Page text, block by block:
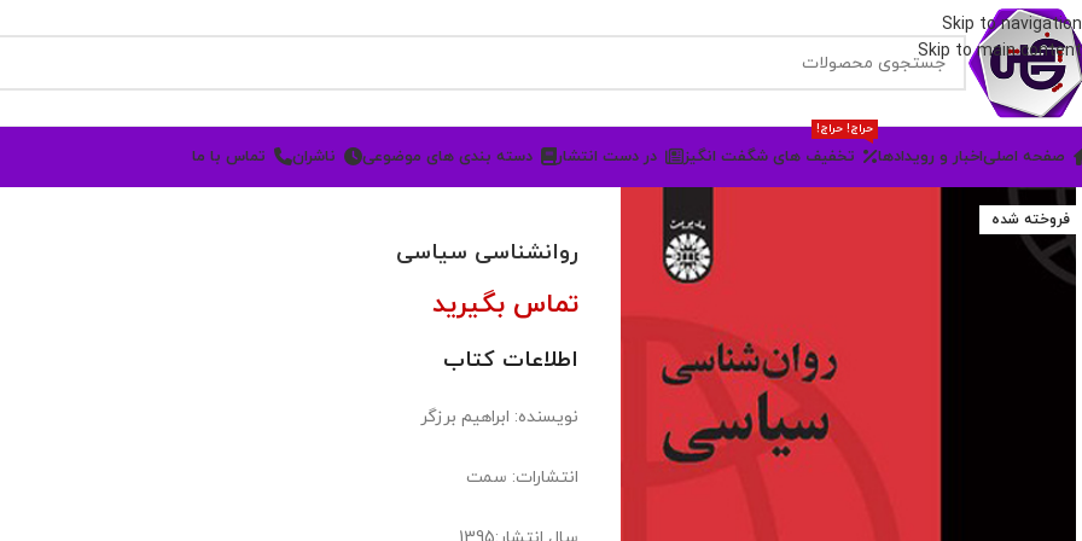
Skip to navigation
Skip to main content
صفحه اصلیاخبار و رویدادها تخفیف های شگفت انگیز
حراج! حراج!
در دست انتشار دسته بندی های موضوعی ناشران تماس با ما
فروخته شده
روانشناسی سیاسی
تماس بگیرید
اطلاعات کتاب
نویسنده: ابراهیم برزگر
انتشارات: سمت